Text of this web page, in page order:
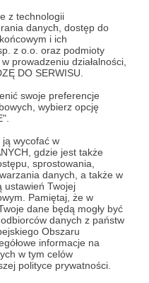
z technologii
danych, dostęp do
i ich
z o.o. oraz podmioty
prowadzeniu działalności,
DO SERWISU.
swoje preferencje
wybierz opcję
wycofać w
gdzie jest także
sprostowania,
danych, a także w
ustawień Twojej
Pamiętaj, że w
dane będą mogły być
danych z państw
Obszaru
informacje na
w tym celów
polityce prywatności.
Patronów!
Rozmowy o muzycejuż